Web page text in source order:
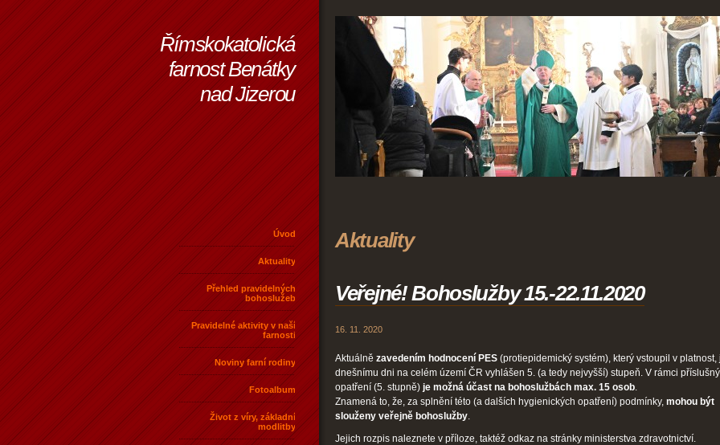
Římskokatolická
farnost Benátky
nad Jizerou
Úvod
Aktuality
Přehled pravidelných
bohoslužeb
Pravidelné aktivity v naší
farnosti
Noviny farní rodiny
Fotoalbum
Život z víry, základní
modlitby
Aktuality
Veřejné! Bohoslužby 15.-22.11.2020
16. 11. 2020
Aktuálně zavedením hodnocení PES (protiepidemický systém), který vstoupil v platnost,
dnešnímu dni na celém území ČR vyhlášen 5. (a tedy nejvyšší) stupeň. V rámci
opatření (5. stupně) je možná účast na bohoslužbách max. 15 osob
Znamená to, že, za splnění této (a dalších hygienických opatření) podmínky, mohou být
slouženy veřejně bohoslužby
Jejich rozpis naleznete v příloze, taktéž odkaz na stránky ministerstva zdravotnictví.